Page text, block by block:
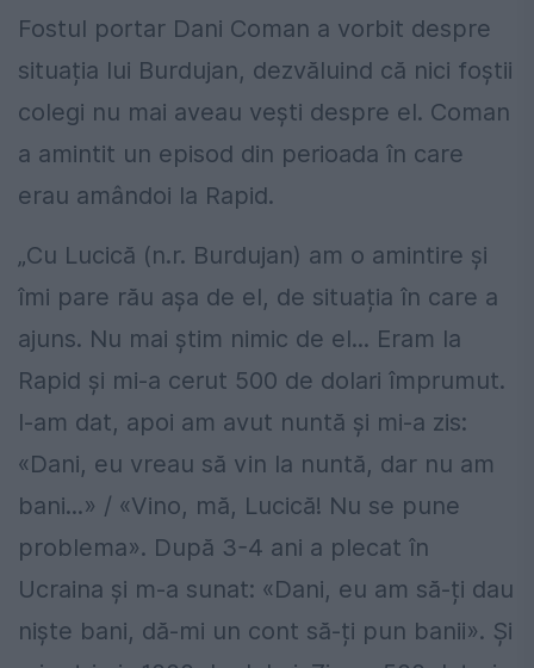
Fostul portar Dani Coman a vorbit despre
situația lui Burdujan, dezvăluind că nici foștii
colegi nu mai aveau vești despre el. Coman
a amintit un episod din perioada în care
erau amândoi la Rapid.
„Cu Lucică (n.r. Burdujan) am o amintire și
îmi pare rău așa de el, de situația în care a
ajuns. Nu mai știm nimic de el... Eram la
Rapid și mi-a cerut 500 de dolari împrumut.
I-am dat, apoi am avut nuntă și mi-a zis:
«Dani, eu vreau să vin la nuntă, dar nu am
bani...» / «Vino, mă, Lucică! Nu se pune
problema». După 3-4 ani a plecat în
Ucraina și m-a sunat: «Dani, eu am să-ți dau
niște bani, dă-mi un cont să-ți pun banii». Și